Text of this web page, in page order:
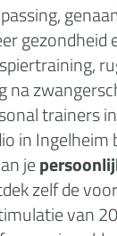
gezondheid
na
trainers
in Ingelheim
je
zelf de
van